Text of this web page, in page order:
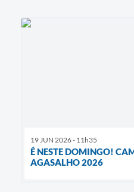
19 JUN 2026 - 11h35
É NESTE DOMINGO!
AGASALHO 2026